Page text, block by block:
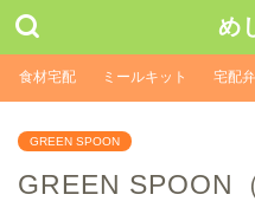
め
食材宅配 ミールキット 宅配
GREEN SPOON
GREEN SPOON